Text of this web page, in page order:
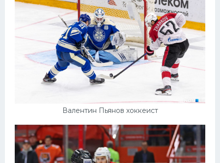
Валентин Пьянов хоккеист